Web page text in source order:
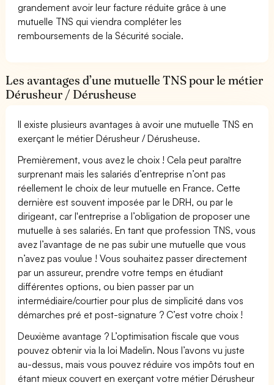
grandement avoir leur facture réduite grâce à une
mutuelle TNS qui viendra compléter les
remboursements de la Sécurité sociale.
Les avantages d’une mutuelle TNS pour le métier
Dérusheur / Dérusheuse
Il existe plusieurs avantages à avoir une mutuelle TNS en
exerçant le métier Dérusheur / Dérusheuse.
Premièrement, vous avez le choix ! Cela peut paraître
surprenant mais les salariés d’entreprise n’ont pas
réellement le choix de leur mutuelle en France. Cette
dernière est souvent imposée par le DRH, ou par le
dirigeant, car l'entreprise a l’obligation de proposer une
mutuelle à ses salariés. En tant que profession TNS, vous
avez l’avantage de ne pas subir une mutuelle que vous
n’avez pas voulue ! Vous souhaitez passer directement
par un assureur, prendre votre temps en étudiant
différentes options, ou bien passer par un
intermédiaire/courtier pour plus de simplicité dans vos
démarches pré et post-signature ? C’est votre choix !
Deuxième avantage ? L’optimisation fiscale que vous
pouvez obtenir via la loi Madelin. Nous l’avons vu juste
au-dessus, mais vous pouvez réduire vos impôts tout en
étant mieux couvert en exerçant votre métier Dérusheur